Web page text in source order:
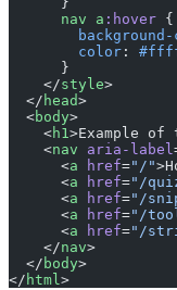
      nav
a :hover {
background-
        color
:
      }
    </
style>
  </
head>
  <
body>
    <
h1>Example of
    <
nav aria-label
      <
a href="/"
      <
a href="/
      <
a href="/
      <
a href="/
      <
a href="/
    </
nav>
  </
body>
</ html>